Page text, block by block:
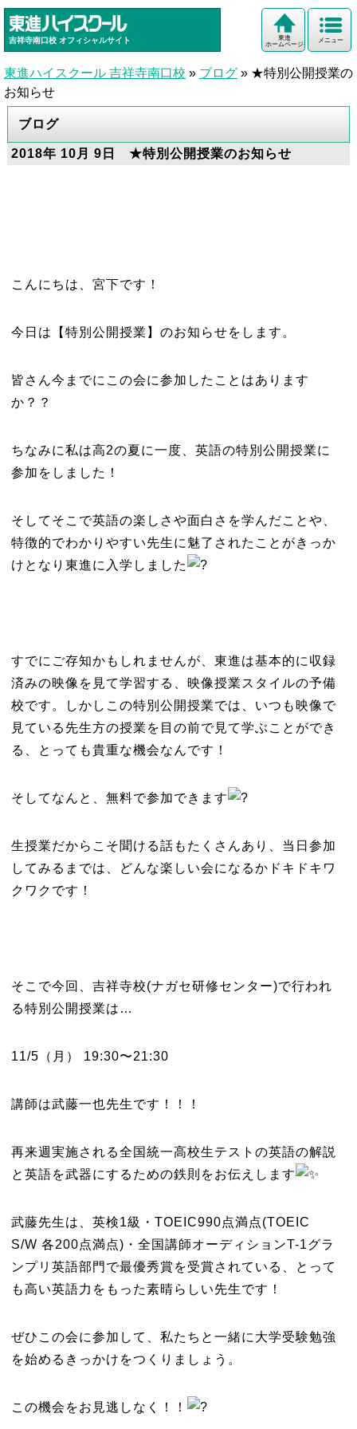
吉祥寺南口校 オフィシャルサイト メニュー
東進
ホームページ
東進ハイスクール 吉祥寺南口校 » ブログ » ★特別公開授業の
お知らせ
ブログ
2018年 10月 9日 ★特別公開授業のお知らせ
こんにちは、宮下です！
今日は【特別公開授業】のお知らせをします。
皆さん今までにこの会に参加したことはあります
か？？
ちなみに私は高2の夏に一度、英語の特別公開授業に
参加をしました！
そしてそこで英語の楽しさや面白さを学んだことや、
特徴的でわかりやすい先生に魅了されたことがきっか
けとなり東進に入学しました
すでにご存知かもしれませんが、東進は基本的に収録
済みの映像を見て学習する、映像授業スタイルの予備
校です。しかしこの特別公開授業では、いつも映像で
見ている先生方の授業を目の前で見て学ぶことができ
る、とっても貴重な機会なんです！
そしてなんと、無料で参加できます
生授業だからこそ聞ける話もたくさんあり、当日参加
してみるまでは、どんな楽しい会になるかドキドキワ
クワクです！
そこで今回、吉祥寺校(ナガセ研修センター)で行われ
る特別公開授業は…
11/5（月） 19:30〜21:30
講師は武藤一也先生です！！！
再来週実施される全国統一高校生テストの英語の解説
と英語を武器にするための鉄則をお伝えします
武藤先生は、英検1級・TOEIC990点満点(TOEIC
S/W 各200点満点)・全国講師オーディションT-1グラ
ンプリ英語部門で最優秀賞を受賞されている、とって
も高い英語力をもった素晴らしい先生です！
ぜひこの会に参加して、私たちと一緒に大学受験勉強
を始めるきっかけをつくりましょう。
この機会をお見逃しなく！！